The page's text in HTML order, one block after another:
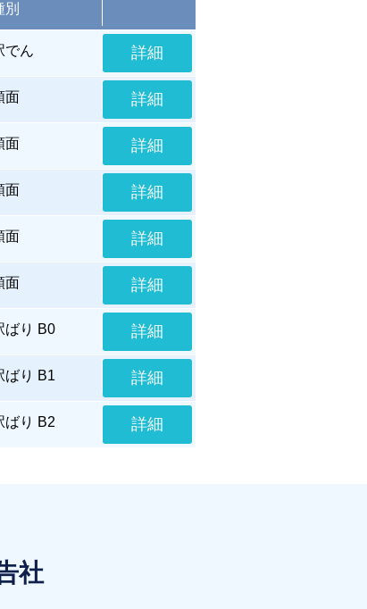
別
でん 詳細
面 詳細
面 詳細
面 詳細
面 詳細
面 詳細
ばり B0 詳細
ばり B1 詳細
ばり B2 詳細
社